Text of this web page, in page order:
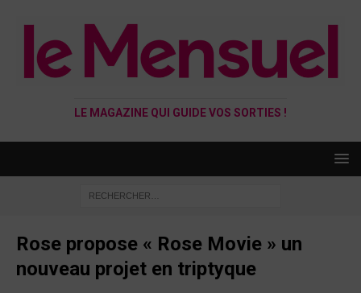
LE MAGAZINE QUI GUIDE VOS SORTIES !
Rose propose « Rose Movie » un
nouveau projet en triptyque